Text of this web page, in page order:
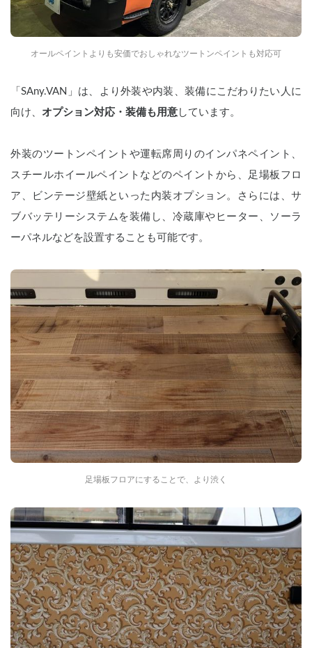
オールペイントよりも安価でおしゃれなツートンペイントも対応可
「SAny.VAN」は、より外装や内装、装備にこだわりたい人に
向け、 オプション対応・装備も用意 しています。
外装のツートンペイントや運転席周りのインパネペイント、
スチールホイールペイントなどのペイントから、足場板フロ
ア、ビンテージ壁紙といった内装オプション。さらには、サ
ブバッテリーシステムを装備し、冷蔵庫やヒーター、ソーラ
ーパネルなどを設置することも可能です。
足場板フロアにすることで、より渋く